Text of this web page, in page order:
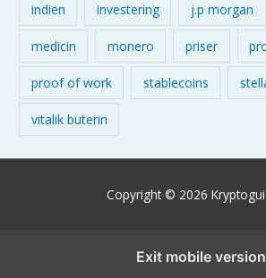
indien investering j.p morgan
medicin monero priser
proof of work stablecoins
vitalik buterin
Copyright © 2026
Exit mobile version